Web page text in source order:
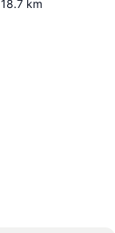
18.7 km